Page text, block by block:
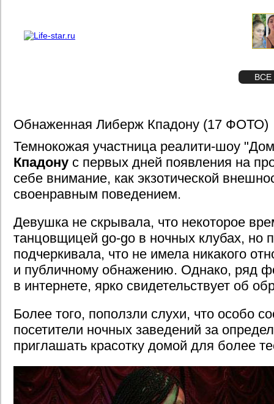
ВСЕ
Обнаженная Либерж Кпадону (17 ФОТО)
Темнокожая участница реалити-шоу
Кпадону с первых дней появления на
себе внимание, как экзотической
своенравным поведением.
Девушка не скрывала, что некоторое
танцовщицей go-go в ночных клубах, но
подчеркивала, что не имела никакого
и публичному обнажению. Однако, ряд
в интернете, ярко свидетельствует об
Более того, поползли слухи, что особо
посетители ночных заведений за
приглашать красотку домой для более